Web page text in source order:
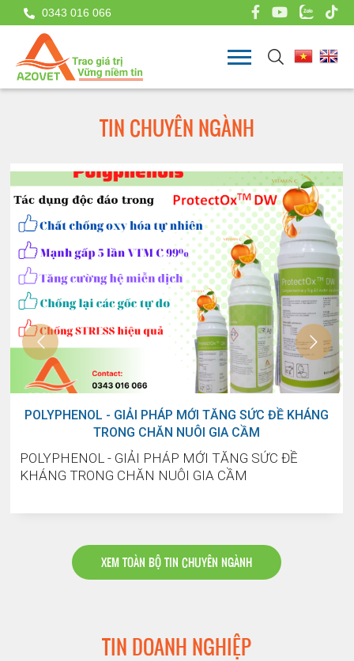
0343 016 066
TIN CHUYÊN NGÀNH
POLYPHENOL - GIẢI PHÁP MỚI TĂNG SỨC ĐỀ KHÁNG
TRONG CHĂN NUÔI GIA CẦM
POLYPHENOL - GIẢI PHÁP MỚI TĂNG SỨC ĐỀ
KHÁNG TRONG CHĂN NUÔI GIA CẦM
XEM TOÀN BỘ TIN CHUYÊN NGÀNH
TIN DOANH NGHIỆP